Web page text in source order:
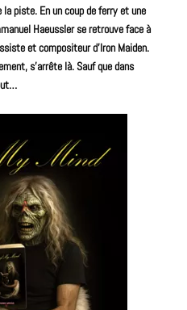
piste. En un coup de ferry et une
Haeussler se retrouve face à
et compositeur d’Iron Maiden.
s’arrête là. Sauf que dans